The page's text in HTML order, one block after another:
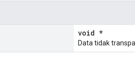
void *
Data tidak